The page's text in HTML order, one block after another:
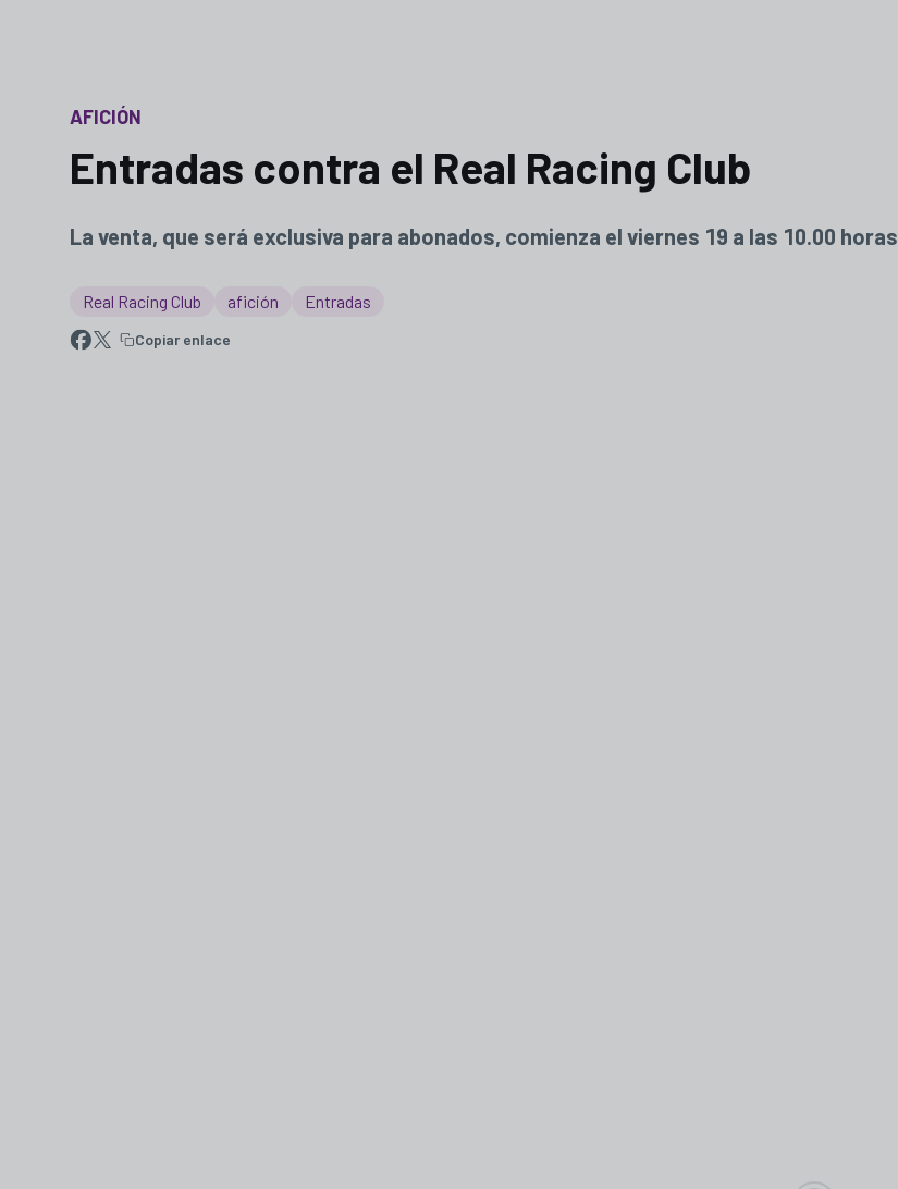
AFICIÓN
Entradas contra el Real Racing Club
La venta, que será exclusiva para abonados, comienza el viernes 19 a las 10.00 horas
Real Racing Club afición Entradas
Copiar enlace